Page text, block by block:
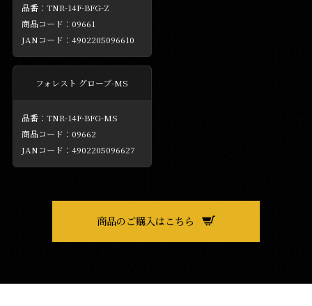
TNR-14F-BFG-Z
09661
4902205096610
フォレスト グローブ-MS
TNR-14F-BFG-MS
09662
4902205096627
商品のご購入はこちら